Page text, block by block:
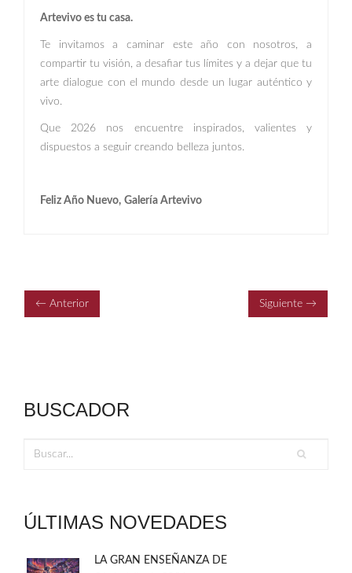
Artevivo es tu casa.
Te invitamos a caminar este año con nosotros, a
compartir tu visión, a desafiar tus límites y a dejar que tu
arte dialogue con el mundo desde un lugar auténtico y
vivo.
Que 2026 nos encuentre inspirados, valientes y
dispuestos a seguir creando belleza juntos.
Feliz Año Nuevo, Galería Artevivo
← Anterior Siguiente →
BUSCADOR
ÚLTIMAS NOVEDADES
LA GRAN ENSEÑANZA DE